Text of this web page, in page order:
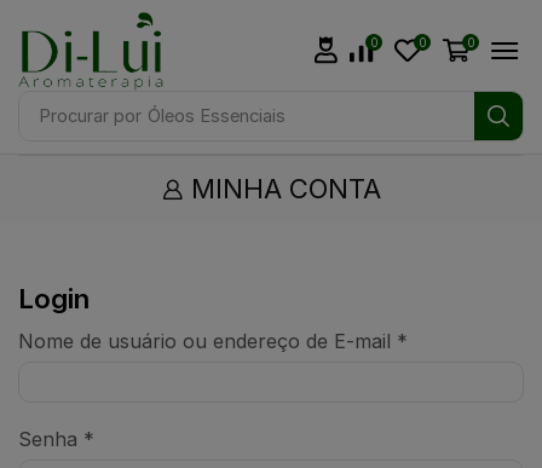
Procurar por Óleos Essenciais
0 0 0
MINHA CONTA
Login
Nome de usuário ou endereço de E-mail *
Senha *